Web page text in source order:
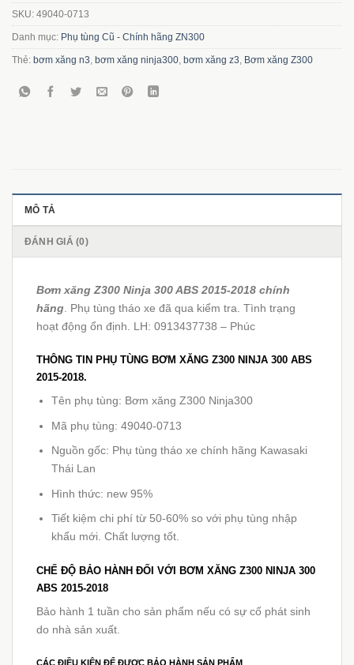
SKU: 49040-0713
Danh mục: Phụ tùng Cũ - Chính hãng ZN300
Thẻ: bơm xăng n3 bơm xăng ninja300 bơm xăng z3 Bơm xăng Z300
MÔ TẢ
ĐÁNH GIÁ (0)
Bơm xăng Z300 Ninja 300 ABS 2015-2018 chính
hãng . Phụ tùng tháo xe đã qua kiểm tra. Tình trạng
hoạt động ổn định. LH: 0913437738 – Phúc
THÔNG TIN PHỤ TÙNG BƠM XĂNG Z300 NINJA 300 ABS
2015-2018.
Tên phụ tùng: Bơm xăng Z300 Ninja300
Mã phụ tùng: 49040-0713
Nguồn gốc: Phụ tùng tháo xe chính hãng Kawasaki
Thái Lan
Hình thức: new 95%
Tiết kiệm chi phí từ 50-60% so với phụ tùng nhập
khẩu mới. Chất lượng tốt.
CHẾ ĐỘ BẢO HÀNH ĐỐI VỚI
BƠM XĂNG Z300 NINJA 300
ABS 2015-2018
Bảo hành 1 tuần cho sản phẩm nếu có sự cố phát sinh
do nhà sản xuất.
CÁC ĐIỀU KIỆN ĐỂ ĐƯỢC BẢO HÀNH SẢN PHẨM